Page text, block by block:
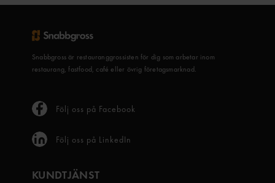
Snabbgross är restauranggrossisten för dig som arbetar inom
restaurang, fastfood, café eller övrig företagsmarknad.
Följ oss på Facebook
Följ oss på LinkedIn
KUNDTJÄNST